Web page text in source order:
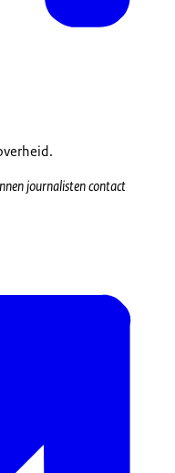
journalisten contact